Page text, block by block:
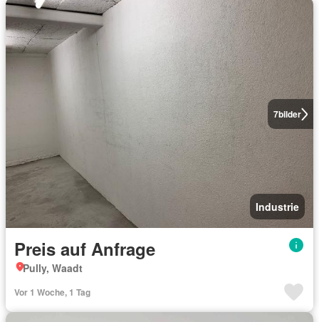
7bilder
Industrie
Preis auf Anfrage
Pully, Waadt
Vor 1 Woche, 1 Tag